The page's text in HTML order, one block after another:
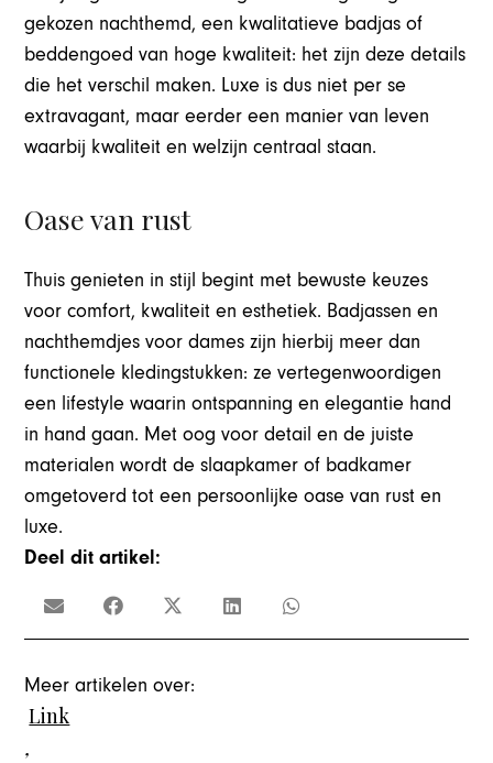
gekozen nachthemd, een kwalitatieve badjas of
beddengoed van hoge kwaliteit: het zijn deze details
die het verschil maken. Luxe is dus niet per se
extravagant, maar eerder een manier van leven
waarbij kwaliteit en welzijn centraal staan.
Oase van rust
Thuis genieten in stijl begint met bewuste keuzes
voor comfort, kwaliteit en esthetiek. Badjassen en
nachthemdjes voor dames zijn hierbij meer dan
functionele kledingstukken: ze vertegenwoordigen
een lifestyle waarin ontspanning en elegantie hand
in hand gaan. Met oog voor detail en de juiste
materialen wordt de slaapkamer of badkamer
omgetoverd tot een persoonlijke oase van rust en
luxe.
Deel dit artikel:
Meer artikelen over:
Link
,